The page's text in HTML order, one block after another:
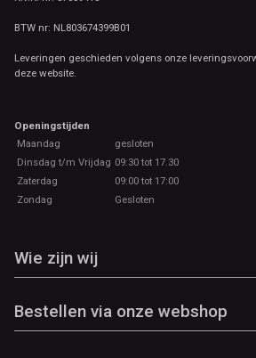
BTW nr: NL803674399B01
Leveringen geschieden volgens onze
deze website.
Openingstijden
Maandag
gesloten
Dinsdag t/m Vrijdag 09:30 tot 17.30
Zaterdag
09:00 tot 17:00
Zondag
Gesloten
Wie zijn wij
Bestellen via onze webshop